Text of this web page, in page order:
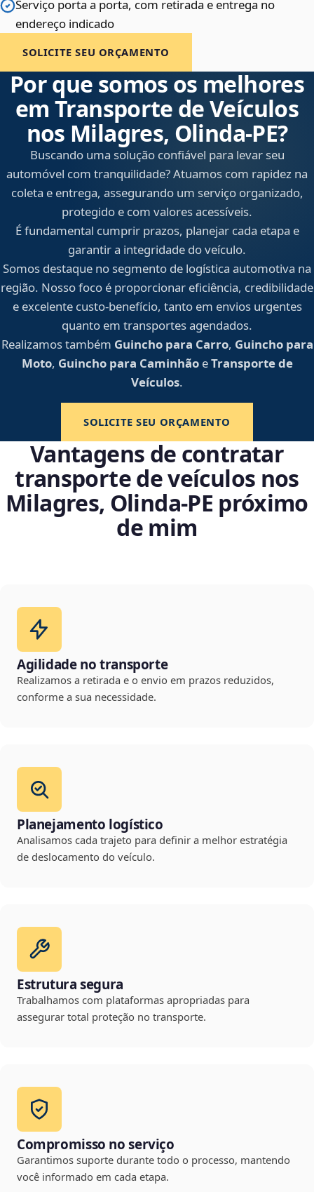
Serviço porta a porta, com retirada e entrega no
endereço indicado
SOLICITE SEU ORÇAMENTO
Por que somos os melhores
em Transporte de Veículos
nos Milagres, Olinda‑PE?
Buscando uma solução confiável para levar seu
automóvel com tranquilidade? Atuamos com rapidez na
coleta e entrega, assegurando um serviço organizado,
protegido e com valores acessíveis.
É fundamental cumprir prazos, planejar cada etapa e
garantir a integridade do veículo.
Somos destaque no segmento de logística automotiva na
região. Nosso foco é proporcionar eficiência, credibilidade
e excelente custo-benefício, tanto em envios urgentes
quanto em transportes agendados.
Realizamos também Guincho para Carro, Guincho para
Moto, Guincho para CaminhãoeTransporte de
Veículos.
SOLICITE SEU ORÇAMENTO
Vantagens de contratar
transporte de veículos nos
Milagres, Olinda‑PE próximo
de mim
Agilidade no transporte
Realizamos a retirada e o envio em prazos reduzidos,
conforme a sua necessidade.
Planejamento logístico
Analisamos cada trajeto para definir a melhor estratégia
de deslocamento do veículo.
Estrutura segura
Trabalhamos com plataformas apropriadas para
assegurar total proteção no transporte.
Compromisso no serviço
Garantimos suporte durante todo o processo, mantendo
você informado em cada etapa.